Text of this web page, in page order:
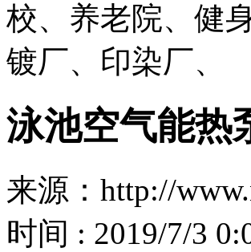
校、养老院、健
镀厂、印染厂、
泳池空气能热
来源：http://
时间 : 2019/7/3